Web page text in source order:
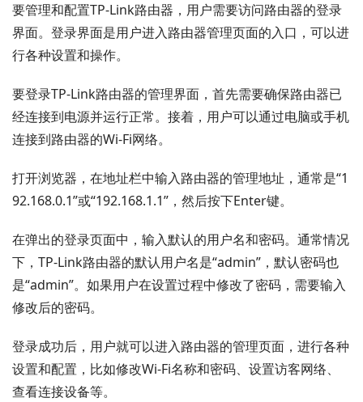
要管理和配置TP-Link路由器，用户需要访问路由器的登录
界面。登录界面是用户进入路由器管理页面的入口，可以进
行各种设置和操作。
要登录TP-Link路由器的管理界面，首先需要确保路由器已
经连接到电源并运行正常。接着，用户可以通过电脑或手机
连接到路由器的Wi-Fi网络。
打开浏览器，在地址栏中输入路由器的管理地址，通常是“1
92.168.0.1”或“192.168.1.1”，然后按下Enter键。
在弹出的登录页面中，输入默认的用户名和密码。通常情况
下，TP-Link路由器的默认用户名是“admin”，默认密码也
是“admin”。如果用户在设置过程中修改了密码，需要输入
修改后的密码。
登录成功后，用户就可以进入路由器的管理页面，进行各种
设置和配置，比如修改Wi-Fi名称和密码、设置访客网络、
查看连接设备等。